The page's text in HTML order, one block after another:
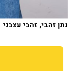
נתן זהבי, זהבי עצבני